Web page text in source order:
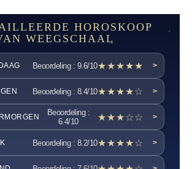
HOROSKOOP
WEEGSCHAAL
Beoordeling : 9.6/10★★★★★ >
Beoordeling : 8.4/10★★★★☆ >
Beoordeling :
6.4/10
★★★☆☆ >
Beoordeling : 8.2/10★★★★☆ >